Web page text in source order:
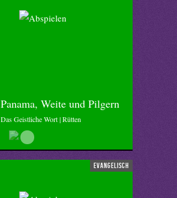
Panama, Weite und Pilgern
Das Geistliche Wort | Rütten
evangelisch